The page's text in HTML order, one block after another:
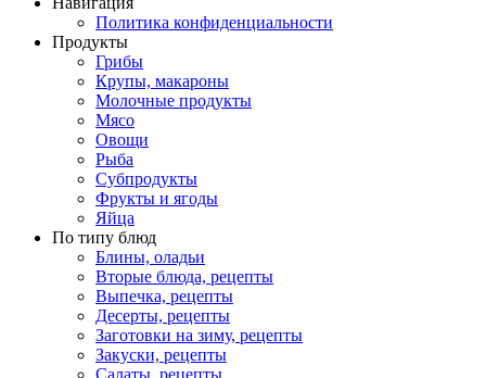
Политика конфиденциальности
Продукты
Грибы
Крупы, макароны
Молочные продукты
Мясо
Овощи
Рыба
Субпродукты
Фрукты и ягоды
Яйца
По типу блюд
Блины, оладьи
Вторые блюда, рецепты
Выпечка, рецепты
Десерты, рецепты
Заготовки на зиму, рецепты
Закуски, рецепты
Салаты, рецепты